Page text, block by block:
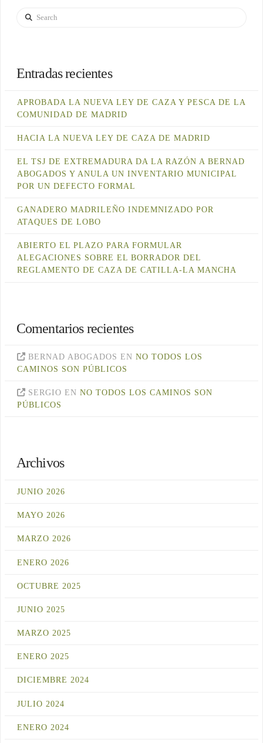
Search
Entradas recientes
APROBADA LA NUEVA LEY DE CAZA Y PESCA DE LA
COMUNIDAD DE MADRID
HACIA LA NUEVA LEY DE CAZA DE MADRID
EL TSJ DE EXTREMADURA DA LA RAZÓN A BERNAD
ABOGADOS Y ANULA UN INVENTARIO MUNICIPAL
POR UN DEFECTO FORMAL
GANADERO MADRILEÑO INDEMNIZADO POR
ATAQUES DE LOBO
ABIERTO EL PLAZO PARA FORMULAR
ALEGACIONES SOBRE EL BORRADOR DEL
REGLAMENTO DE CAZA DE CATILLA-LA MANCHA
Comentarios recientes
BERNAD ABOGADOS EN NO TODOS LOS
CAMINOS SON PÚBLICOS
SERGIO EN NO TODOS LOS CAMINOS SON
PÚBLICOS
Archivos
JUNIO 2026
MAYO 2026
MARZO 2026
ENERO 2026
OCTUBRE 2025
JUNIO 2025
MARZO 2025
ENERO 2025
DICIEMBRE 2024
JULIO 2024
ENERO 2024